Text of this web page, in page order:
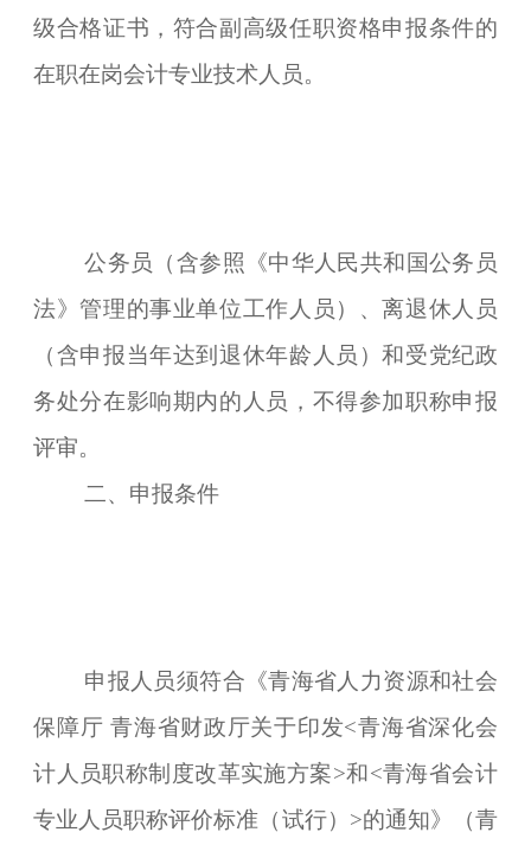
级合格证书，符合副高级任职资格申报条件的
在职在岗会计专业技术人员。
公务员（含参照《中华人民共和国公务员
法》管理的事业单位工作人员）、离退休人员
（含申报当年达到退休年龄人员）和受党纪政
务处分在影响期内的人员，不得参加职称申报
评审。
二、申报条件
申报人员须符合《青海省人力资源和社会
保障厅 青海省财政厅关于印发<青海省深化会
计人员职称制度改革实施方案>和<青海省会计
专业人员职称评价标准（试行）>的通知》（青